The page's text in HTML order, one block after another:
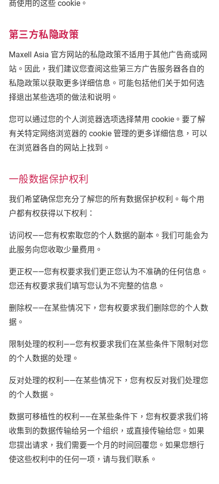
商使用的这些 cookie。
第三方私隐政策
Maxell Asia 官方网站的私隐政策不适用于其他广告商或网
站。因此，我们建议您查阅这些第三方广告服务器各自的
私隐政策以获取更多详细信息。可能包括他们关于如何选
择退出某些选项的做法和说明。
您可以通过您的个人浏览器选项选择禁用 cookie。要了解
有关特定网络浏览器的 cookie 管理的更多详细信息，可以
在浏览器各自的网站上找到。
一般数据保护权利
我们希望确保您充分了解您的所有数据保护权利。每个用
户都有权获得以下权利：
访问权——您有权索取您的个人数据的副本。我们可能会为
此服务向您收取少量费用。
更正权——您有权要求我们更正您认为不准确的任何信息。
您还有权要求我们填写您认为不完整的信息。
删除权——在某些情况下，您有权要求我们删除您的个人数
据。
限制处理的权利——您有权要求我们在某些条件下限制对您
的个人数据的处理。
反对处理的权利——在某些情况下，您有权反对我们处理您
的个人数据。
数据可移植性的权利——在某些条件下，您有权要求我们将
收集到的数据传输给另一个组织，或直接传输给您。如果
您提出请求，我们需要一个月的时间回覆您。如果您想行
使这些权利中的任何一项，请与我们联系。